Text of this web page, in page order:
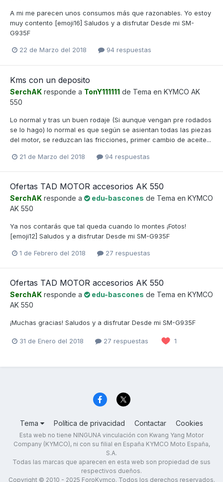
A mi me parecen unos consumos más que razonables. Yo estoy
muy contento [emoji16] Saludos y a disfrutar Desde mi SM-
G935F
22 de Marzo del 2018 94 respuestas
Kms con un deposito
SerchAK responde a TonY111111 de Tema en KYMCO AK
550
Lo normal y tras un buen rodaje (Si aunque vengan pre rodados
se lo hago) lo normal es que según se asientan todas las piezas
del motor, se reduzcan las fricciones, primer cambio de aceite...
21 de Marzo del 2018 94 respuestas
Ofertas TAD MOTOR accesorios AK 550
SerchAK responde a edu-bascones de Tema en KYMCO
AK 550
Ya nos contarás que tal queda cuando lo montes ¡Fotos!
[emoji12] Saludos y a disfrutar Desde mi SM-G935F
1 de Febrero del 2018 27 respuestas
Ofertas TAD MOTOR accesorios AK 550
SerchAK responde a edu-bascones de Tema en KYMCO
AK 550
¡Muchas gracias! Saludos y a disfrutar Desde mi SM-G935F
31 de Enero del 2018 27 respuestas 1
Tema Política de privacidad Contactar Cookies
Esta web no tiene NINGUNA vinculación con Kwang Yang Motor
Company (KYMCO), ni con su filial en España KYMCO Moto España,
S.A.
Todas las marcas que aparecen en esta web son propiedad de sus
respectivos dueños.
Copyright © 2010 - 2025 ForoKymco. Todos los derechos reservados.